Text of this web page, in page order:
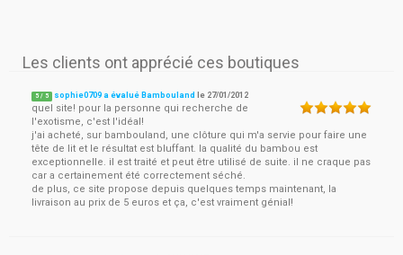
Les clients ont apprécié ces boutiques
5 / 5 sophie0709 a évalué Bambouland le 27/01/2012
quel site! pour la personne qui recherche de
l'exotisme, c'est l'idéal!
j'ai acheté, sur bambouland, une clôture qui m'a servie pour faire une
tête de lit et le résultat est bluffant. la qualité du bambou est
exceptionnelle. il est traité et peut être utilisé de suite. il ne craque pas
car a certainement été correctement séché.
de plus, ce site propose depuis quelques temps maintenant, la
livraison au prix de 5 euros et ça, c'est vraiment génial!